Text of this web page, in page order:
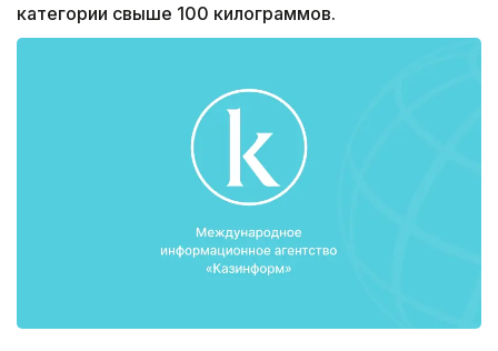
категории свыше 100 килограммов.